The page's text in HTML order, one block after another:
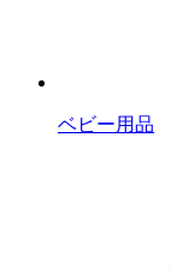
ベビー用品